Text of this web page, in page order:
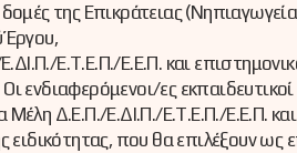
δομές της Επικράτειας
Έργου,
Ε.Τ.Ε.Π./Ε.E.Π. και
ενδιαφερόμενοι/ες
Δ.Ε.Π./Ε.ΔΙ.Π./Ε.Τ.Ε.Π./Ε.E.Π.
ειδικότητας, που θα επιλέξουν